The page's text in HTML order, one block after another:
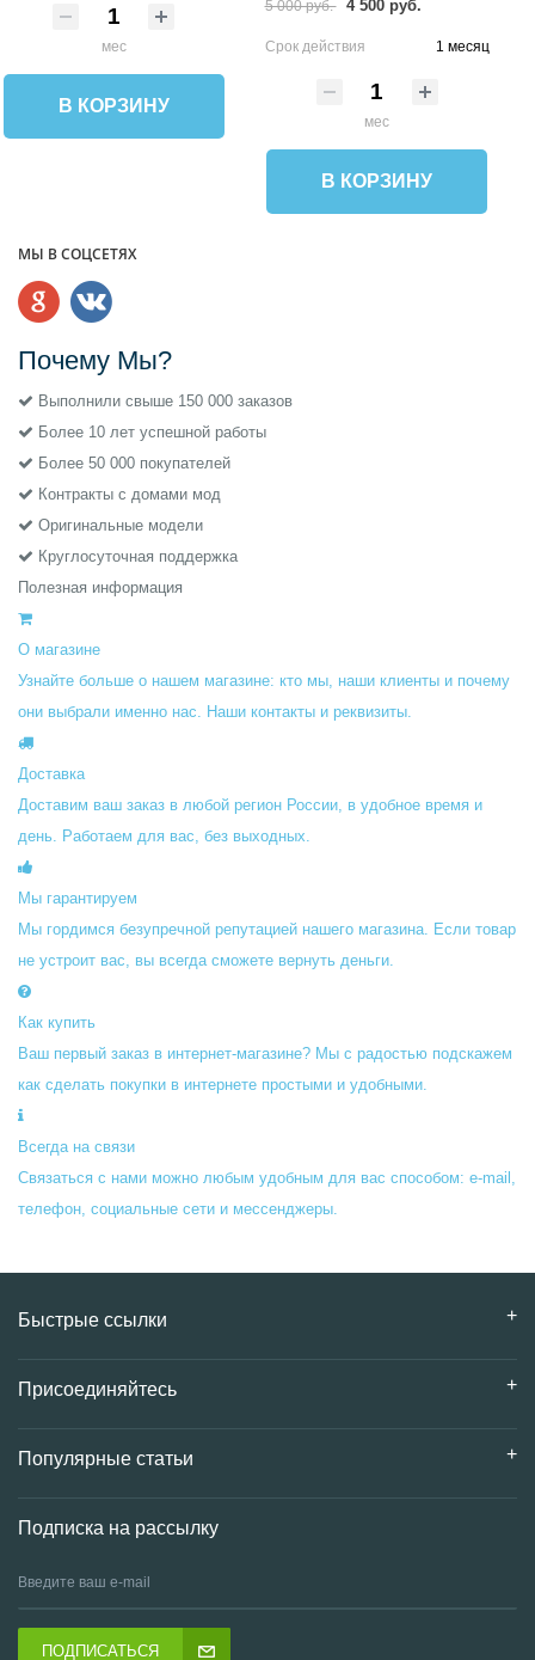
мес
В КОРЗИНУ
5 000 руб. 4 500 руб.
Срок действия 1 месяц
мес
В КОРЗИНУ
МЫ В СОЦСЕТЯХ
Почему Мы?
Выполнили свыше 150 000 заказов
Более 10 лет успешной работы
Более 50 000 покупателей
Контракты с домами мод
Оригинальные модели
Круглосуточная поддержка
Полезная информация
О магазине
Узнайте больше о нашем магазине: кто мы, наши клиенты и почему
они выбрали именно нас. Наши контакты и реквизиты.
Доставка
Доставим ваш заказ в любой регион России, в удобное время и
день. Работаем для вас, без выходных.
Мы гарантируем
Мы гордимся безупречной репутацией нашего магазина. Если товар
не устроит вас, вы всегда сможете вернуть деньги.
Как купить
Ваш первый заказ в интернет-магазине? Мы с радостью подскажем
как сделать покупки в интернете простыми и удобными.
Всегда на связи
Связаться с нами можно любым удобным для вас способом: e-mail,
телефон, социальные сети и мессенджеры.
Быстрые ссылки
Присоединяйтесь
Популярные статьи
Подписка на рассылку
ПОДПИСАТЬСЯ